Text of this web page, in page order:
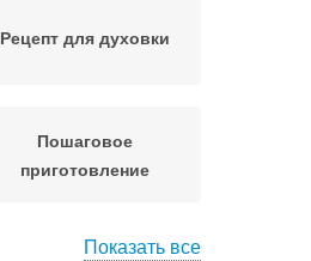
Рецепт для духовки
Пошаговое
приготовление
Показать все